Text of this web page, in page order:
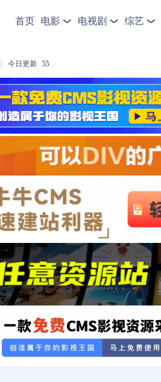
首页 电影 电视剧 综艺
今日更新 55